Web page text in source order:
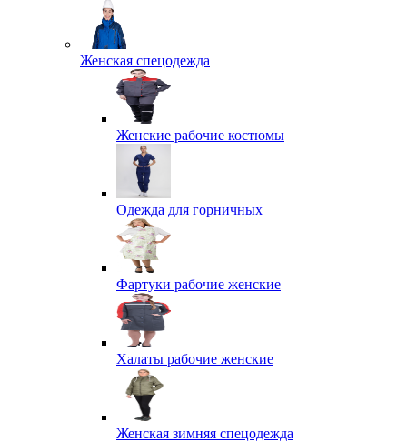
Женская спецодежда
Женские рабочие костюмы
Одежда для горничных
Фартуки рабочие женские
Халаты рабочие женские
Женская зимняя спецодежда